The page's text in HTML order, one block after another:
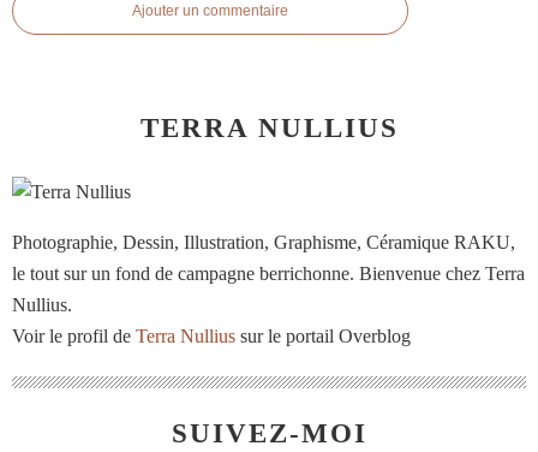
Ajouter un commentaire
TERRA NULLIUS
Photographie, Dessin, Illustration, Graphisme, Céramique RAKU,
le tout sur un fond de campagne berrichonne. Bienvenue chez Terra
Nullius.
Voir le profil de Terra Nullius sur le portail Overblog
SUIVEZ-MOI